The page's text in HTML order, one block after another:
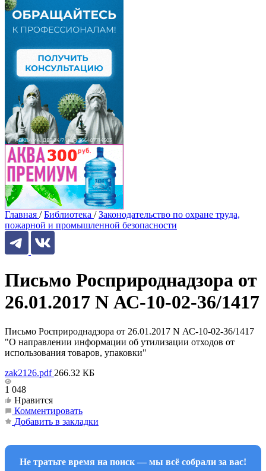
Главная / Библиотека / Законодательство по охране труда,
пожарной и промышленной безопасности
Письмо Росприроднадзора от
26.01.2017 N АС-10-02-36/1417
Письмо Росприроднадзора от 26.01.2017 N АС-10-02-36/1417
"О направлении информации об утилизации отходов от
использования товаров, упаковки"
zak2126.pdf 266.32 КБ
1 048
Нравится
Комментировать
Добавить в закладки
Не тратьте время на поиск — мы всё собрали за вас!